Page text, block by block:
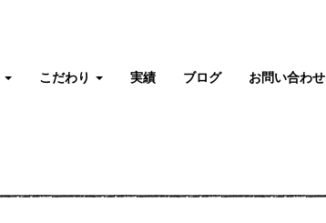
こだわり 実績 ブログ お問い合わせ